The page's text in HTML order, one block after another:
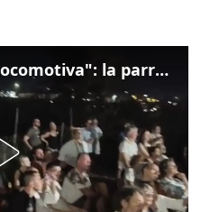
Marghera canta "La Locomotiva": la parrocchia della Cita ricorda Guccini